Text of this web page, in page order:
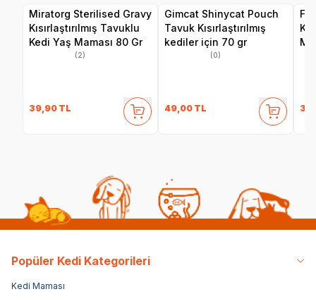
Miratorg Sterilised Gravy
Kısırlaştırılmış Tavuklu
Kedi Yaş Maması 80 Gr
(2)
39,90 TL
Gimcat Shinycat Pouch
Tavuk Kısırlaştırılmış
kediler için 70 gr
(0)
49,00 TL
Popüler Kedi Kategorileri
Kedi Maması